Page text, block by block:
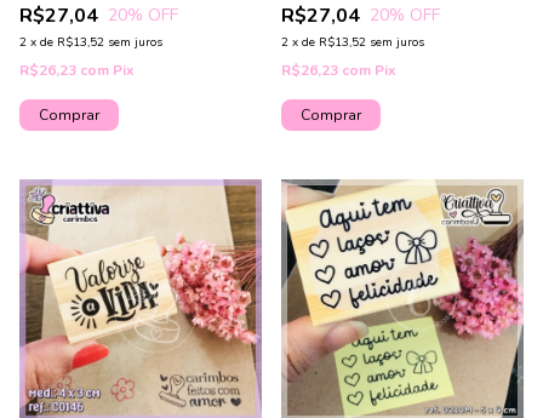
R$27,04 20% OFF
2 x de R$13,52 sem juros
R$26,23 com Pix
R$27,04 20% OFF
2 x de R$13,52 sem juros
R$26,23 com Pix